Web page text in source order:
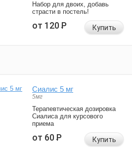
Набор для двоих, добавь
страсти в постель!
от 120Р Купить
Сиалис 5 мг
5мг
Терапевтическая дозировка
Сиалиса для курсового
приема
от 60Р Купить